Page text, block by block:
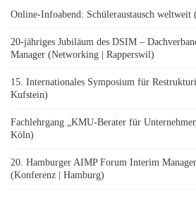
Online-Infoabend: Schüleraustausch weltweit
20-jähriges Jubiläum des DSIM –
Manager (Networking | Rapperswil)
15. Internationales Symposium für
Kufstein)
Fachlehrgang „KMU-Berater für
Köln)
20. Hamburger AIMP Forum Interim
(Konferenz | Hamburg)